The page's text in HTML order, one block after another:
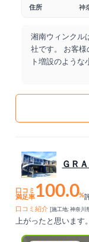
住所
神
湘南ウィンクル
社です。 お客
ト増設のよう
ＧＲ
口コミ
満足率100.0%
口コミ紹介
[施工地: 神奈川
上がったと思います。